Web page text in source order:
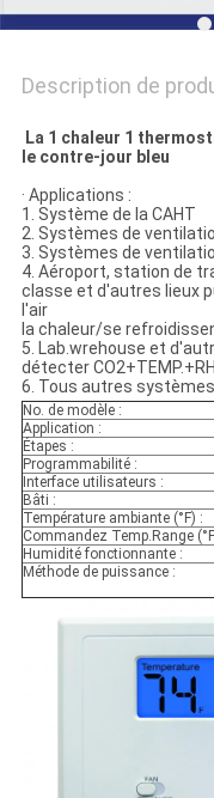
Description de
La 1 chaleur 1
le contre-jour bleu
· Applications :
1. Système de la CAHT
2. Systèmes de
3. Systèmes de
4. Aéroport, station de
classe et d'autres lieux
l'air
la chaleur/se
5. Lab.wrehouse et
détecter
6. Tous autres
No. de modèle :
Application :
Étapes :
Programmabilité :
Interface utilisateurs :
Bâti :
Température ambiante (°F) :
Commandez Temp.Range
Humidité fonctionnante :
Méthode de puissance :